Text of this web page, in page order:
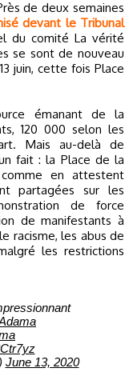
de deux semaines
devant le Tribunal
du comité La vérité
se sont de nouveau
juin, cette fois Place
émanant de la
120 000 selon les
Mais au-delà de
fait : la Place de la
en attestent
partagées sur les
de force
de manifestants à
racisme, les abus de
les restrictions
June 13, 2020